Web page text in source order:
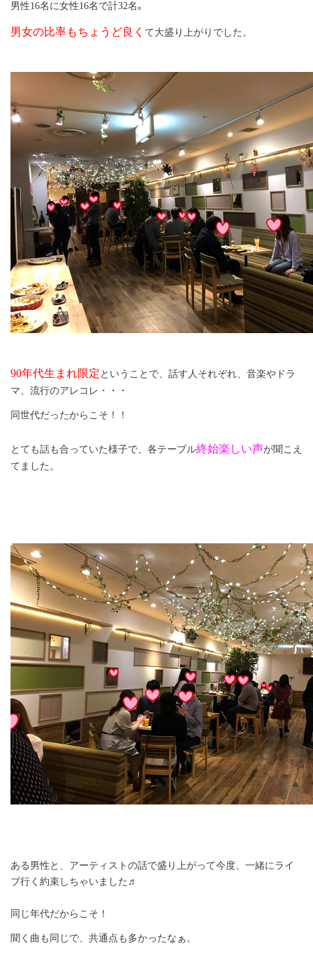
男性16名に女性16名で計32名｡
男女の比率もちょうど良く て 大盛り上がりでした。
90年代生まれ限定 ということで、話す人それぞれ、音楽やドラ
マ、流行のアレコレ・・・
同世代だったからこそ！！
とても話も合っていた様子で、各テーブル終始楽しい声が聞こえ
てました。
ある男性と、アーティストの話で盛り上がって今度、一緒にライ
ブ行く約束しちゃいました♬
同じ年代だからこそ！
聞く曲も同じで、共通点も多かったなぁ。